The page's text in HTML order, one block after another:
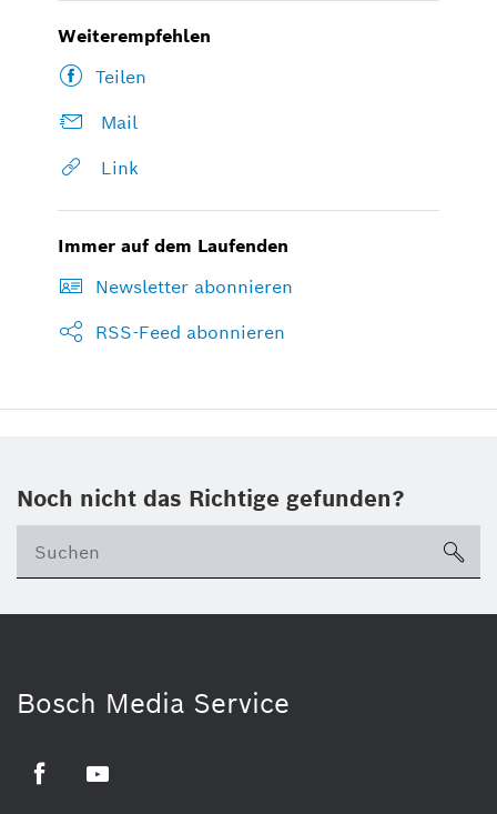
Weiterempfehlen
Teilen
Mail
Link
Immer auf dem Laufenden
Newsletter abonnieren
RSS-Feed abonnieren
Noch nicht das Richtige gefunden?
Bosch Media Service